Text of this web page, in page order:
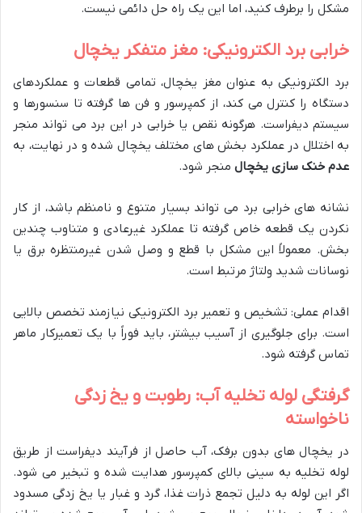
مشکل را برطرف کنید، اما این یک راه حل دائمی نیست.
خرابی برد الکترونیکی: مغز متفکر یخچال
برد الکترونیکی به عنوان مغز یخچال، تمامی قطعات و عملکردهای
دستگاه را کنترل می کند، از کمپرسور و فن ها گرفته تا سنسورها و
سیستم دیفراست. هرگونه نقص یا خرابی در این برد می تواند منجر
به اختلال در عملکرد بخش های مختلف یخچال شده و در نهایت، به
عدم خنک سازی یخچال منجر شود.
نشانه های خرابی برد می تواند بسیار متنوع و نامنظم باشد، از کار
نکردن یک قطعه خاص گرفته تا عملکرد غیرعادی و متناوب چندین
بخش. معمولاً این مشکل با قطع و وصل شدن غیرمنتظره برق یا
نوسانات شدید ولتاژ مرتبط است.
اقدام عملی: تشخیص و تعمیر برد الکترونیکی نیازمند تخصص بالایی
است. برای جلوگیری از آسیب بیشتر، باید فوراً با یک تعمیرکار ماهر
تماس گرفته شود.
گرفتگی لوله تخلیه آب: رطوبت و یخ زدگی
ناخواسته
در یخچال های بدون برفک، آب حاصل از فرآیند دیفراست از طریق
لوله تخلیه به سینی بالای کمپرسور هدایت شده و تبخیر می شود.
اگر این لوله به دلیل تجمع ذرات غذا، گرد و غبار یا یخ زدگی مسدود